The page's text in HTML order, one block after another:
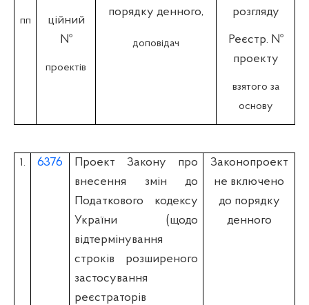
пп
ційний
№
проектів
порядку денного,
доповідач
розгляду
Реєстр. №
проекту
взятого за
основу
1. 6376
Проект Закону про
внесення змін до
Податкового кодексу
України (щодо
відтермінування
строків розширеного
застосування
реєстраторів
Законопроект
не включено
до порядку
денного